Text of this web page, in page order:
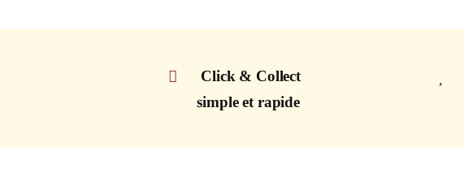
Click & Collect
simple et rapide